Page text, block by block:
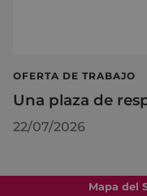
OFERTA DE TRABAJO
Una plaza de
22/07/2026
Mapa del